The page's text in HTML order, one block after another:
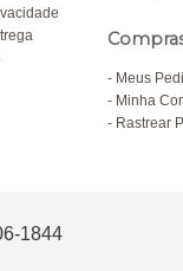
Meus
Minha
Rastrear
1844